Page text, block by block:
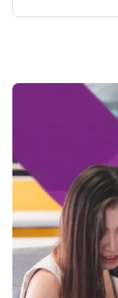
Mengapa
Pendekatan
People dan
BINAR
pengembangan
melalui strategi
Transformasi
Implementasi
BINAR tidak